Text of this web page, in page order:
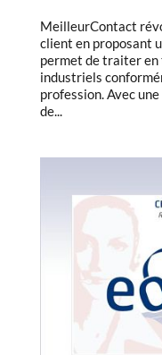
MeilleurContact
client en proposant
permet de traiter en
industriels
profession. Avec
de...